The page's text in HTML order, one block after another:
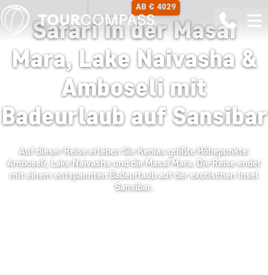
AB € 4029
Safari in der Masai
Mara, Lake Naivasha &
Amboseli mit
Badeurlaub auf Sansibar
Auf dieser Reise erleben Sie Kenias größte Höhepunkte:
Amboseli, Lake Naivasha und die Masai Mara. Die Reise endet
mit einem entspannten Badeurlaub auf der exotischen Insel
Sansibar.